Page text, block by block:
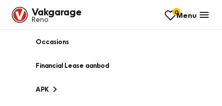
Vakgarage
Reno
0Menu
Occasions
Financial Lease aanbod
APK